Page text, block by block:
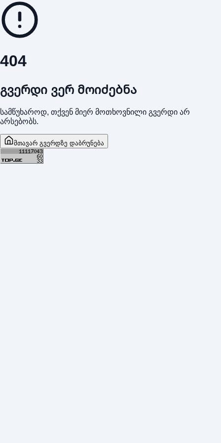
404
გვერდი ვერ მოიძებნა
სამწუხაროდ, თქვენ მიერ მოთხოვნილი გვერდი არ
არსებობს.
მთავარ გვერდზე დაბრუნება